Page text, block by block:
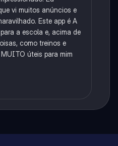
vi muitos anúncios e
Este app é A
a escola e, acima de
como treinos e
úteis para mim